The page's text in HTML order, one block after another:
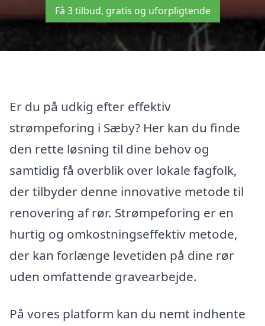
Få 3 tilbud, gratis og uforpligtende
Er du på udkig efter effektiv
strømpeforing i Sæby? Her kan du finde
den rette løsning til dine behov og
samtidig få overblik over lokale fagfolk,
der tilbyder denne innovative metode til
renovering af rør. Strømpeforing er en
hurtig og omkostningseffektiv metode,
der kan forlænge levetiden på dine rør
uden omfattende gravearbejde.
På vores platform kan du nemt indhente